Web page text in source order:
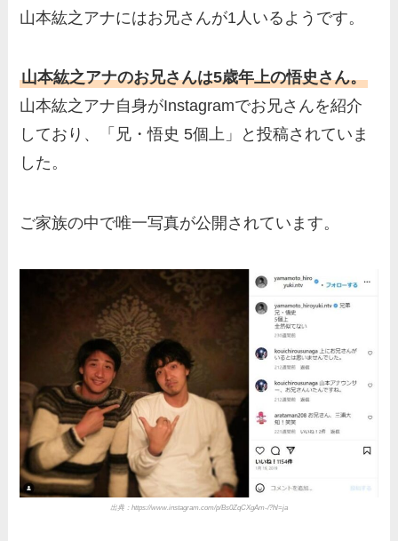
人？家族を調査！
両親（父・母）の職業や妹な
ど、家族を調査！
羽鳥慎一アナの両親（父・
成や父・片岡達也、兄弟につ
梅澤廉アナの父親・母親の職
業や経歴を調査！兄弟や実家
の家族もまとめ！
伊藤海彦の兄弟は弟の夏彦！
実家の両親など家族情報も全
部まとめた！
山本紘之アナにはお兄さんが1人いるようです。
山本紘之アナのお兄さんは5歳年上の悟史さん。
山本紘之アナ自身がInstagramでお兄さんを紹介
しており、「兄・悟史 5個上」と投稿されていま
した。
ご家族の中で唯一写真が公開されています。
出典：https://www.instagram.com/p/Bs0ZqCXgAm-/?hl=ja